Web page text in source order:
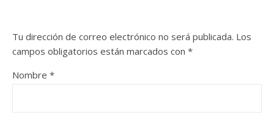
Tu dirección de correo electrónico no será publicada. Los
campos obligatorios están marcados con *
Nombre *